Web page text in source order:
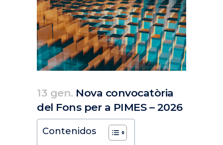
13 gen. Nova convocatòria
del Fons per a PIMES – 2026
Contenidos